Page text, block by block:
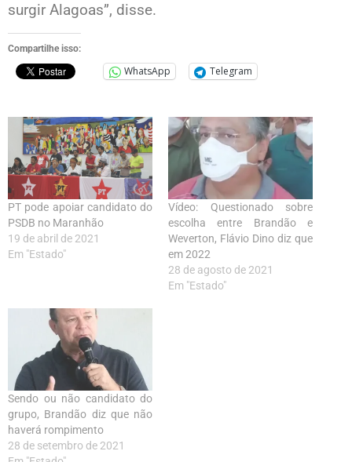
surgir Alagoas”, disse.
Compartilhe isso:
WhatsApp Telegram
PT pode apoiar candidato do
PSDB no Maranhão
19 de abril de 2021
Em "Estado"
Vídeo: Questionado sobre
escolha entre Brandão e
Weverton, Flávio Dino diz que
em 2022
28 de agosto de 2021
Em "Estado"
Sendo ou não candidato do
grupo, Brandão diz que não
haverá rompimento
28 de setembro de 2021